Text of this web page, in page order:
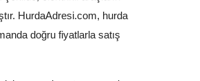
HurdaAdresi.com, hurda
doğru fiyatlarla satış